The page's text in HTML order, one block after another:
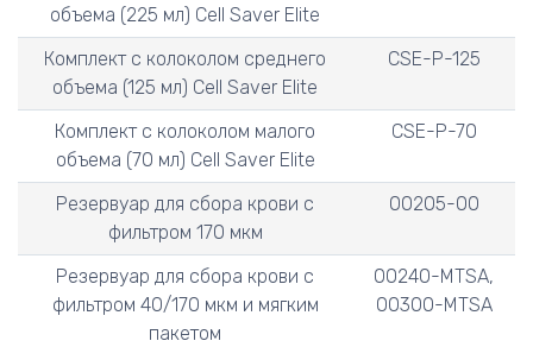
объема (225 мл) Cell Saver Elite
Комплект с колоколом среднего
объема (125 мл) Cell Saver Elite
CSE-P-125
Комплект с колоколом малого
объема (70 мл) Cell Saver Elite
CSE-P-70
Резервуар для сбора крови с
фильтром 170 мкм
00205-00
Резервуар для сбора крови с
фильтром 40/170 мкм и мягким
пакетом
00240-MTSA,
00300-MTSA